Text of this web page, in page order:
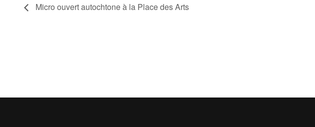
Micro ouvert autochtone à la Place des Arts